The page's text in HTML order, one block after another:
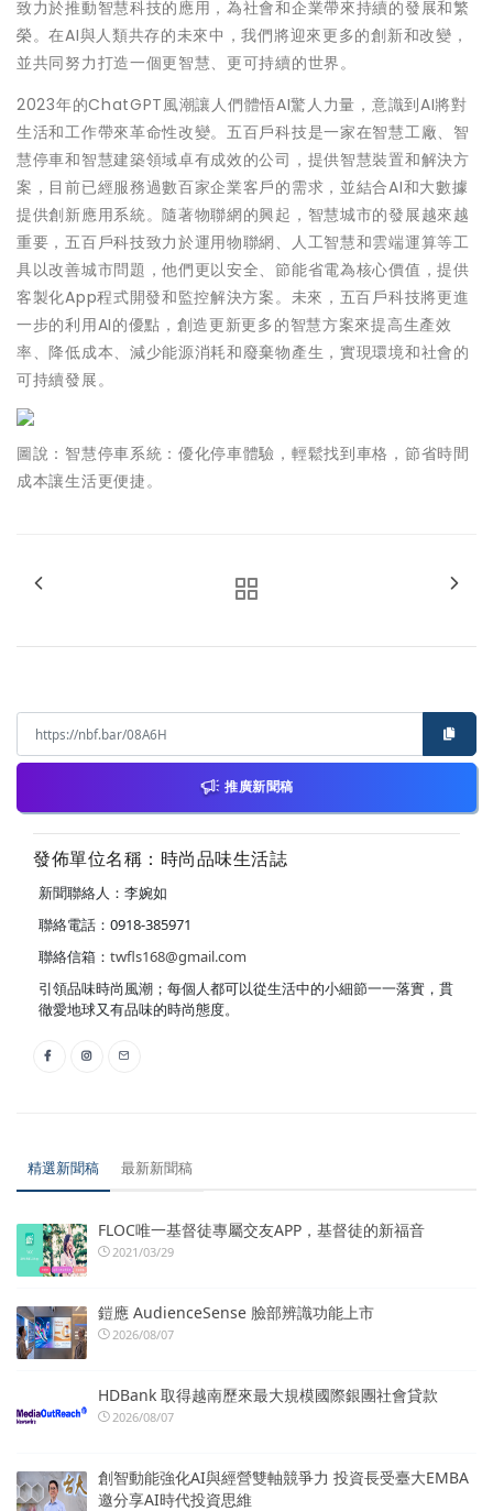
致力於推動智慧科技的應用，為社會和企業帶來持續的發展和繁
榮。在AI與人類共存的未來中，我們將迎來更多的創新和改變，
並共同努力打造一個更智慧、更可持續的世界。
2023年的ChatGPT風潮讓人們體悟AI驚人力量，意識到AI將對
生活和工作帶來革命性改變。五百戶科技是一家在智慧工廠、智
慧停車和智慧建築領域卓有成效的公司，提供智慧裝置和解決方
案，目前已經服務過數百家企業客戶的需求，並結合AI和大數據
提供創新應用系統。隨著物聯網的興起，智慧城市的發展越來越
重要，五百戶科技致力於運用物聯網、人工智慧和雲端運算等工
具以改善城市問題，他們更以安全、節能省電為核心價值，提供
客製化App程式開發和監控解決方案。未來，五百戶科技將更進
一步的利用AI的優點，創造更新更多的智慧方案來提高生產效
率、降低成本、減少能源消耗和廢棄物產生，實現環境和社會的
可持續發展。
圖說：智慧停車系統：優化停車體驗，輕鬆找到車格，節省時間
成本讓生活更便捷。
推廣新聞稿
發佈單位名稱：時尚品味生活誌
新聞聯絡人：李婉如
聯絡電話：0918-385971
聯絡信箱： twfls168@gmail.com
引領品味時尚風潮；每個人都可以從生活中的小細節一一落實，貫
徹愛地球又有品味的時尚態度。
精選新聞稿 最新新聞稿
FLOC唯一基督徒專屬交友APP，基督徒的新福音
2021/03/29
鎧應 AudienceSense 臉部辨識功能上市
2026/08/07
HDBank 取得越南歷來最大規模國際銀團社會貸款
2026/08/07
創智動能強化AI與經營雙軸競爭力 投資長受臺大EMBA
邀分享AI時代投資思維